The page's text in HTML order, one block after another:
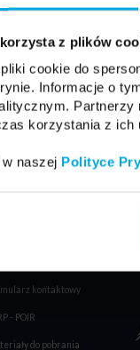
z plików
cookie do
Informacje o
Partnerzy
korzystania z ich
naszej Polityce
kontaktowy
- POIR
do pobrania